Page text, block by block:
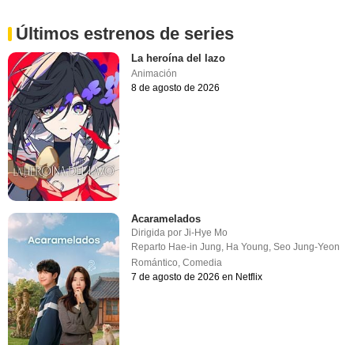
Últimos estrenos de series
La heroína del lazo
Animación
8 de agosto de 2026
Acaramelados
Dirigida porJi-Hye Mo
Reparto Hae-in Jung, Ha Young,Seo Jung-Yeon
Romántico,Comedia
7 de agosto de 2026 en Netflix